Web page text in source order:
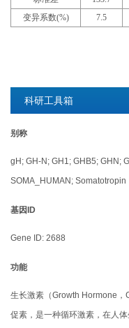
变异系数(%)
7.5
科研工具箱
别称
gH; GH-N; GH1; GHB5; GHN;
SOMA_HUMAN; Somatotropin
基因ID
Gene ID: 2688
功能
生长激素（Growth Hormone
促素，是一种循环激素，在人